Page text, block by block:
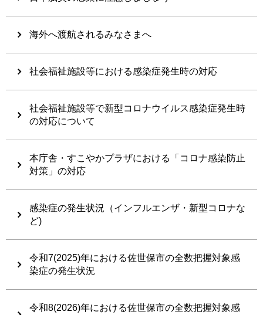
海外へ渡航されるみなさまへ
社会福祉施設等における感染症発生時の対応
社会福祉施設等で新型コロナウイルス感染症発生時
の対応について
本庁舎・すこやかプラザにおける「コロナ感染防止
対策」の対応
感染症の発生状況（インフルエンザ・新型コロナな
ど)
令和7(2025)年における佐世保市の全数把握対象感
染症の発生状況
令和8(2026)年における佐世保市の全数把握対象感